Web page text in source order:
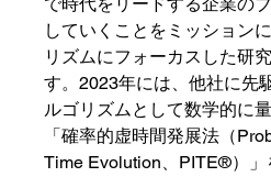
していくことをミッション
リズムにフォーカスした研
す。2023年には、他社に先
ルゴリズムとして数学的に
「確率的虚時間発展法（
Time Evolution、PITE®）」